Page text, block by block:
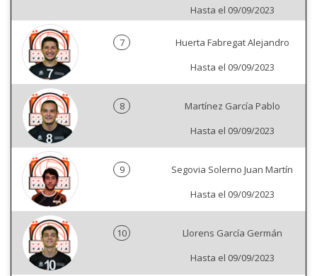
Hasta el 09/09/2023
7
Huerta Fabregat Alejandro
Hasta el 09/09/2023
8
Martínez García Pablo
Hasta el 09/09/2023
9
Segovia Solerno Juan Martín
Hasta el 09/09/2023
10
Llorens García Germán
Hasta el 09/09/2023